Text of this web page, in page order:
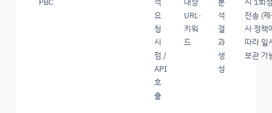
요
청
시
점 /
API
호
출
URL·
키워
드
석
결
과
생
성
전송 (
사 정책
따라 일
보관 가